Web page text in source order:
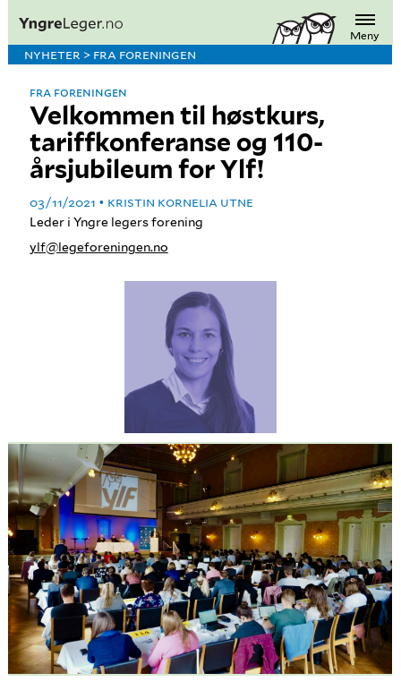
Meny
NYHETER > FRA FORENINGEN
Velkommen til høstkurs,
tariffkonferanse og 110-
årsjubileum for Ylf!
FRA FORENINGEN
03/11/2021 KRISTIN KORNELIA UTNE
Leder i Yngre legers forening
ylf@legeforeningen.no